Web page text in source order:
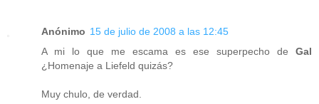
Anónimo 15 de julio de 2008 a las 12:45
A mi lo que me escama es ese superpecho de Gal
¿Homenaje a Liefeld quizás?
Muy chulo, de verdad.